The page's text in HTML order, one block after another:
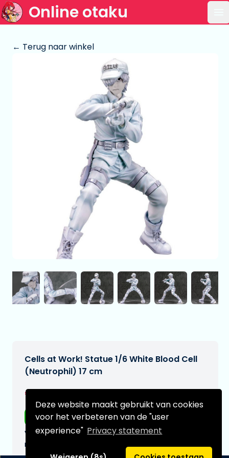
Deze website maakt gebruikt van cookies
voor het verbeteren van de "user
experience" Privacy statement
Online otaku
← Terug naar winkel
Cells at Work! Statue 1/6 White Blood Cell
(Neutrophil) 17 cm
€199,95
Gratis verzending
Verwachtte leverdatum:
n.v.t.